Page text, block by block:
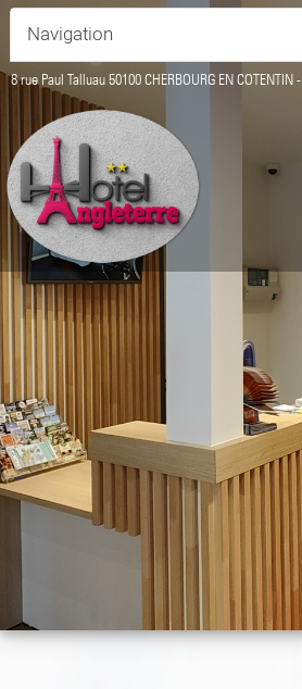
8 rue Paul Talluau 50100 CHERBOURG EN COTENTIN -
Navigation